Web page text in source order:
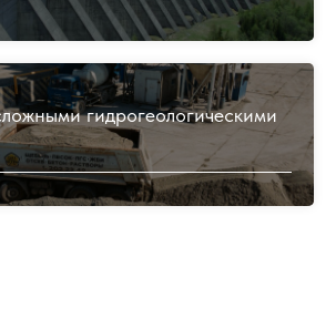
гидрогеологическими